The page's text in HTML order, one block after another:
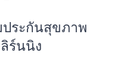
ระกันสุขภาพ
ร์นนิง